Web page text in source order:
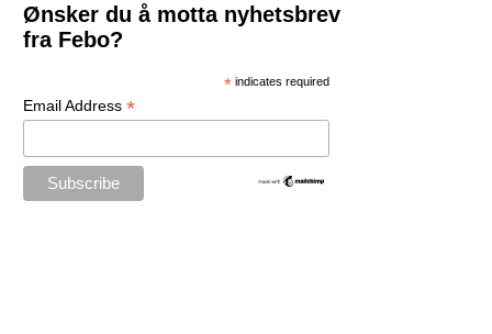
Ønsker du å motta nyhetsbrev
fra Febo?
* indicates required
Email Address *